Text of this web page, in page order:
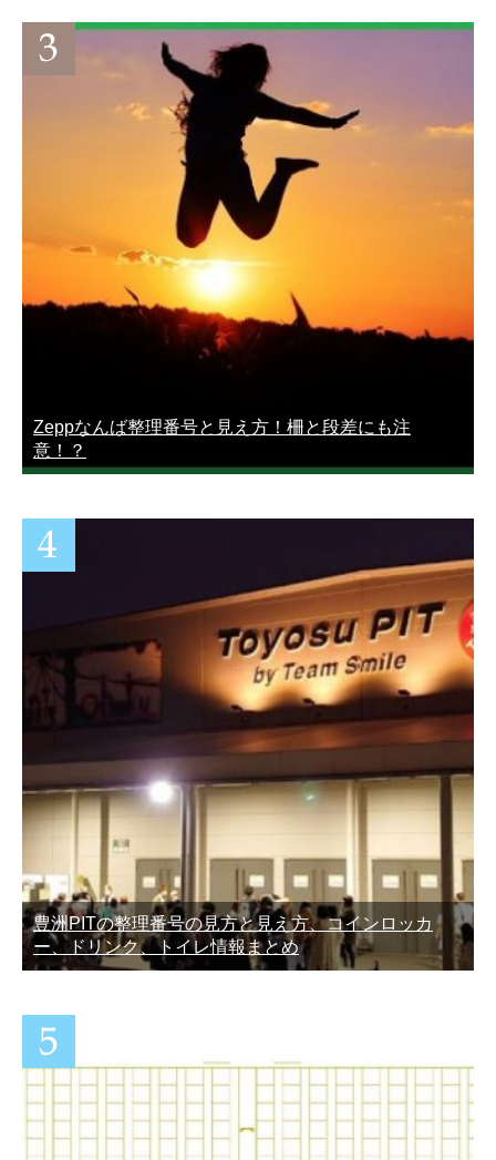
Zeppなんば整理番号と見え方！柵と段差にも注
意！？
豊洲PITの整理番号の見方と見え方、コインロッカ
ー、ドリンク、トイレ情報まとめ